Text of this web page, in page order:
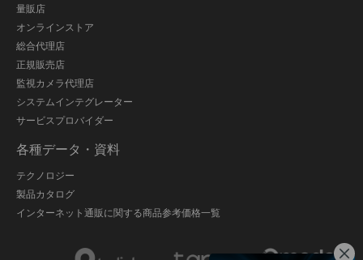
量販店
オンラインストア
総合代理店
正規販売店
監視カメラ代理店
システムインテグレーター
サービスプロバイダー
各種データ・資料
テクノロジー
製品カタログ
インターネット通販に関する商品参考価格一覧